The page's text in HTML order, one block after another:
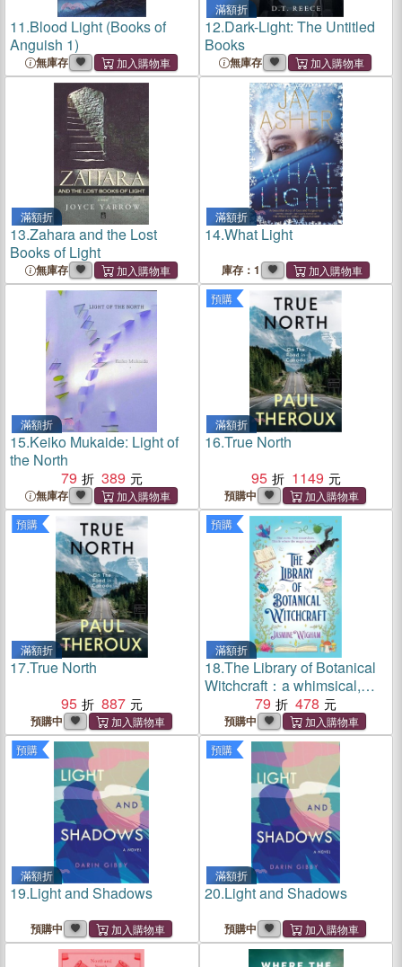
11.Blood Light (Books of
Anguish 1)
無庫存
滿額折
12.Dark-Light: The Untitled
Books
無庫存
滿額折
13.Zahara and the Lost
Books of Light
無庫存
滿額折
14.What Light
庫存：1
滿額折
15.Keiko Mukaide: Light of
the North
79
389
無庫存
預購
滿額折
16.True North
95
1149
預購中
預購
滿額折
17.True North
95
887
預購中
預購
滿額折
18.The Library of Botanical
Witchcraft：a whimsical,
light academia fantasy about
magical plants, dusty books
and blossoming love
79 478
預購中
預購
滿額折
19.Light and Shadows
預購中
預購
滿額折
20.Light and Shadows
預購中